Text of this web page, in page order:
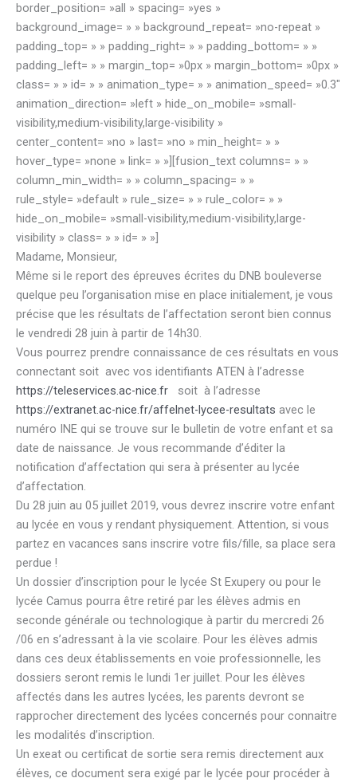
border_position= »all » spacing= »yes »
background_image= » » background_repeat= »no-repeat »
padding_top= » » padding_right= » » padding_bottom= » »
padding_left= » » margin_top= »0px » margin_bottom= »0px »
class= » » id= » » animation_type= » » animation_speed= »0.3″
animation_direction= »left » hide_on_mobile= »small-
visibility,medium-visibility,large-visibility »
center_content= »no » last= »no » min_height= » »
hover_type= »none » link= » »][fusion_text columns= » »
column_min_width= » » column_spacing= » »
rule_style= »default » rule_size= » » rule_color= » »
hide_on_mobile= »small-visibility,medium-visibility,large-
visibility » class= » » id= » »]
Madame, Monsieur,
Même si le report des épreuves écrites du DNB bouleverse
quelque peu l’organisation mise en place initialement, je vous
précise que les résultats de l’affectation seront bien connus
le vendredi 28 juin à partir de 14h30.
Vous pourrez prendre connaissance de ces résultats en vous
connectant soit avec vos identifiants ATEN à l’adresse
https://teleservices.ac-nice.fr soit à l’adresse
https://extranet.ac-nice.fr/affelnet-lycee-resultats avec le
numéro INE qui se trouve sur le bulletin de votre enfant et sa
date de naissance. Je vous recommande d’éditer la
notification d’affectation qui sera à présenter au lycée
d’affectation.
Du 28 juin au 05 juillet 2019, vous devrez inscrire votre enfant
au lycée en vous y rendant physiquement. Attention, si vous
partez en vacances sans inscrire votre fils/fille, sa place sera
perdue !
Un dossier d’inscription pour le lycée St Exupery ou pour le
lycée Camus pourra être retiré par les élèves admis en
seconde générale ou technologique à partir du mercredi 26
/06 en s’adressant à la vie scolaire. Pour les élèves admis
dans ces deux établissements en voie professionnelle, les
dossiers seront remis le lundi 1er juillet. Pour les élèves
affectés dans les autres lycées, les parents devront se
rapprocher directement des lycées concernés pour connaitre
les modalités d’inscription.
Un exeat ou certificat de sortie sera remis directement aux
élèves, ce document sera exigé par le lycée pour procéder à